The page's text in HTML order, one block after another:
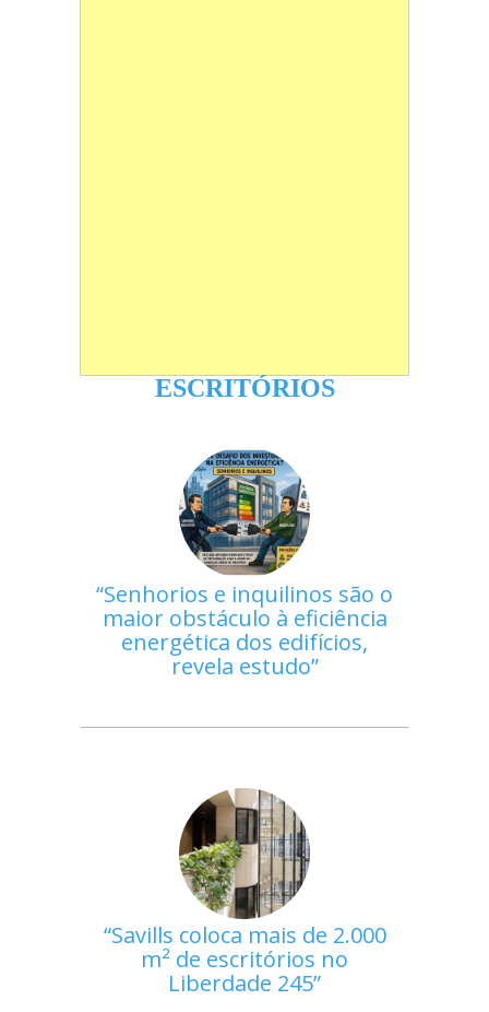
ESCRITÓRIOS
Senhorios e inquilinos são o
maior obstáculo à eficiência
energética dos edifícios,
revela estudo
Savills coloca mais de 2.000
m² de escritórios no
Liberdade 245